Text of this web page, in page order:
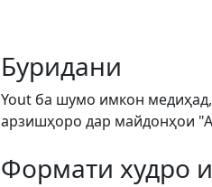
Буридани
Yout ба шумо имкон
арзишҳоро дар майдонҳои
Формати худро